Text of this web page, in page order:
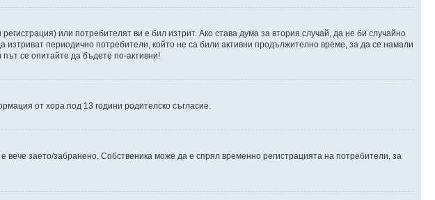
или потребителят ви е бил изтрит. Ако става дума за втория случай, да не би случайно
периодично потребители, който не са били активни продължително време, за да се намали
се опитайте да бъдете по-активни!
от хора под 13 години родителско съгласие.
заето/забранено. Собственика може да е спрял временно регистрацията на потребители, за